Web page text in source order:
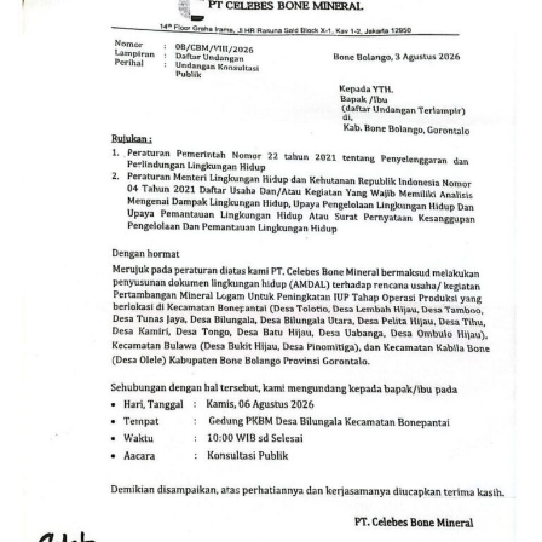
area tersebut terpasang papan bertuliskan“Tidak
Menerima Tamu” . Tulisan itu memicu spekulasi bahwa
operasional di dalam kawasan disengaja tertutup dari
jangkauan dan pengawasan pihak luar.
Fenomena ini menyisakan persoalan serius bagi aparat
penegak hukum (APH). Publik mempertanyakan alasan
di balik melenggangnya aktivitas PETI di Jahiya–Hulawa.
Muncul dugaan apakah lokasi tersebut memang belum
terjangkau operasi, atau terdapat faktor lain yang
membuat kegiatan ilegal itu seolah kebal hukum.
Kondisi ini menjadi tantangan besar bagi kepolisian
untuk membongkar aktor intelektual maupun pihak-
pihak di balik layar, termasuk menelisik potensi adanya
oknum yang memberikan perlindungan (
praktik penambangan liar tersebut.
Selain melanggar regulasi perundang-undangan,